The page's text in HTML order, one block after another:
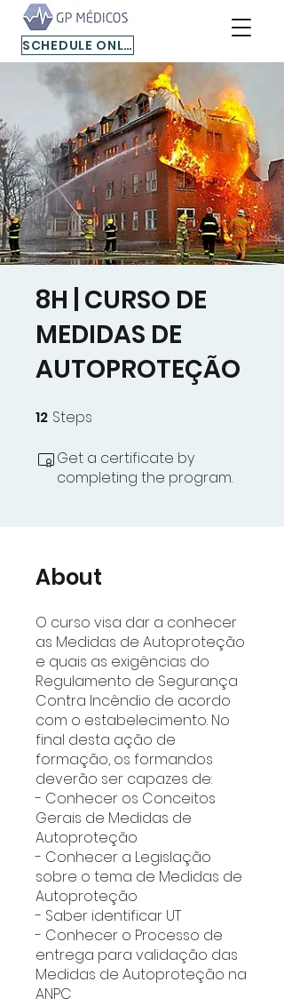
SCHEDULE ONLINE
8H | CURSO DE
MEDIDAS DE
AUTOPROTEÇÃO
12 Steps
Get a certificate by
completing the program.
About
O curso visa dar a conhecer
as Medidas de Autoproteção
e quais as exigências do
Regulamento de Segurança
Contra Incêndio de acordo
com o estabelecimento. No
final desta ação de
formação, os formandos
deverão ser capazes de:
- Conhecer os Conceitos
Gerais de Medidas de
Autoproteção
- Conhecer a Legislação
sobre o tema de Medidas de
Autoproteção
- Saber identificar UT
- Conhecer o Processo de
entrega para validação das
Medidas de Autoproteção na
ANPC